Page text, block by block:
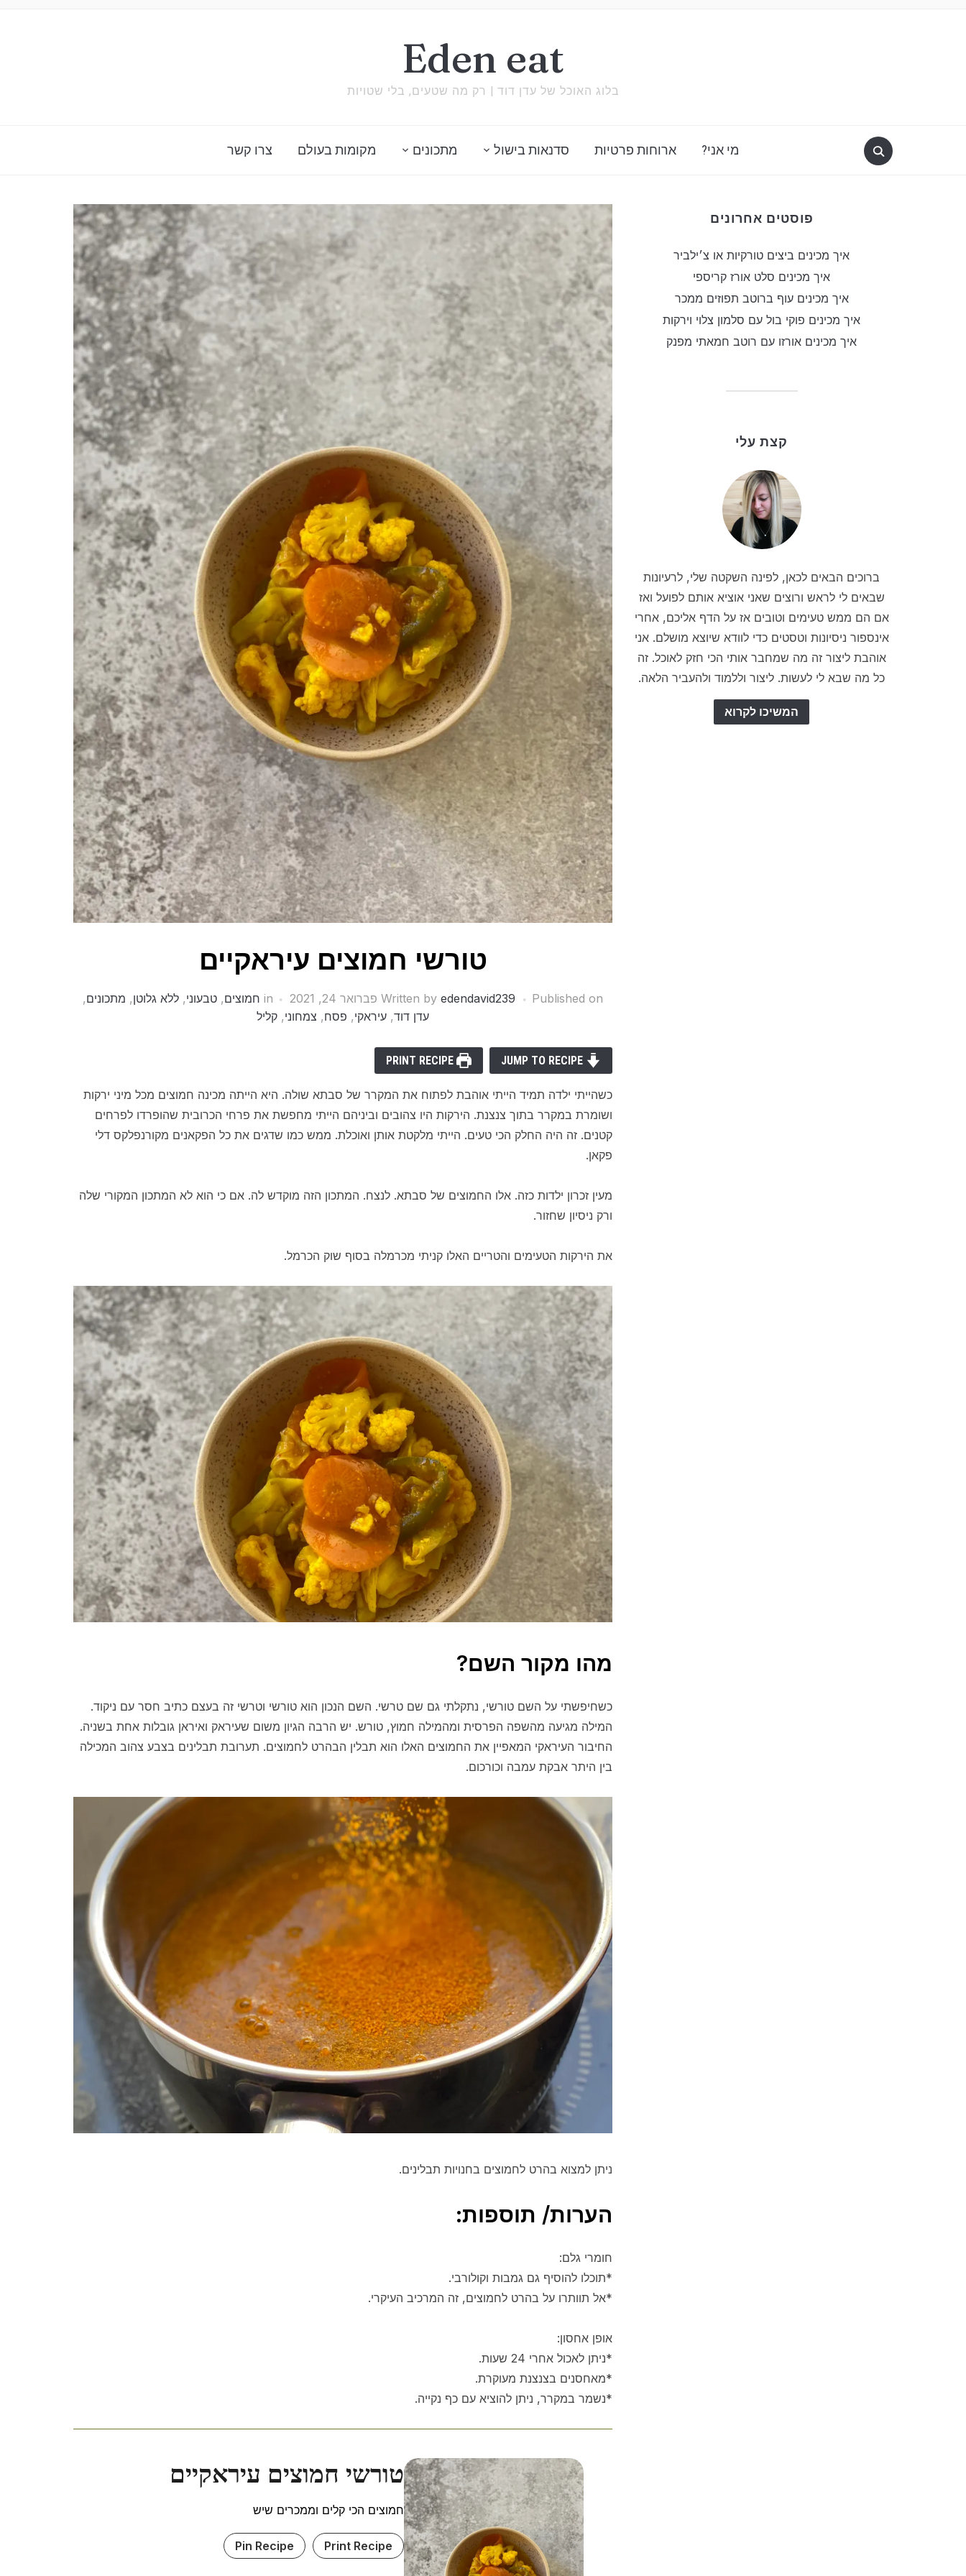
Eden eat
בלוג האוכל של עדן דוד | רק מה שטעים, בלי שטויות
מי אני? ארוחות פרטיות סדנאות בישול מתכונים מקומות בעולם צרו קשר
טורשי חמוצים עיראקיים
Written by edendavid239 Published on פברואר 24, 2021 in חמוצים, טבעוני, ללא גלוטן, מתכונים,
עדן דוד, עיראקי, פסח, צמחוני, קליל
PRINT RECIPE
כשהייתי ילדה תמיד הייתי אוהבת לפתוח את המקרר של סבתא שולה. היא הייתה מכינה חמוצים מכל מיני ירקות
ושומרת במקרר בתוך צנצנת. הירקות היו צהובים וביניהם הייתי מחפשת את פרחי הכרובית שהופרדו לפרחים
קטנים. זה היה החלק הכי טעים. הייתי מלקטת אותן ואוכלת. ממש כמו שדגים את כל הפקאנים מקורנפלקס דלי
פקאן.
מעין זכרון ילדות כזה. אלו החמוצים של סבתא. לנצח. המתכון הזה מוקדש לה. אם כי הוא לא המתכון המקורי שלה
ורק ניסיון שחזור.
את הירקות הטעימים והטריים האלו קניתי מכרמלה בסוף שוק הכרמל.
מהו מקור השם?
כשחיפשתי על השם טורשי, נתקלתי גם שם טרשי. השם הנכון הוא טורשי וטרשי זה בעצם כתיב חסר עם ניקוד.
המילה מגיעה מהשפה הפרסית ומהמילה חמוץ, טורש. יש הרבה הגיון משום שעיראק ואיראן גובלות אחת בשניה.
החיבור העיראקי המאפיין את החמוצים האלו הוא תבלין הבהרט לחמוצים. תערובת תבלינים בצבע צהוב המכילה
בין היתר אבקת עמבה וכורכום.
ניתן למצוא בהרט לחמוצים בחנויות תבלינים.
הערות/ תוספות:
חומרי גלם:
*תוכלו להוסיף גם גמבות וקולורבי.
*אל תוותרו על בהרט לחמוצים, זה המרכיב העיקרי.
אופן אחסון:
*ניתן לאכול אחרי 24 שעות.
*מאחסנים בצנצנת מעוקרת.
*נשמר במקרר, ניתן להוציא עם כף נקייה.
טורשי חמוצים עיראקיים
חמוצים הכי קלים וממכרים שיש
Print Recipe
Pin Recipe
פוסטים אחרונים
איך מכינים ביצים טורקיות או צ׳ילביר
איך מכינים סלט אורז קריספי
איך מכינים עוף ברוטב תפוזים ממכר
איך מכינים פוקי בול עם סלמון צלוי וירקות
איך מכינים אורזו עם רוטב חמאתי מפנק
קצת עלי
ברוכים הבאים לכאן, לפינה השקטה שלי, לרעיונות
שבאים לי לראש ורוצים שאני אוציא אותם לפועל ואז
אם הם ממש טעימים וטובים אז על הדף אליכם, אחרי
אינספור ניסיונות וטסטים כדי לוודא שיוצא מושלם. אני
אוהבת ליצור זה מה שמחבר אותי הכי חזק לאוכל. זה
כל מה שבא לי לעשות. ליצור וללמוד ולהעביר הלאה.
המשיכו לקרוא